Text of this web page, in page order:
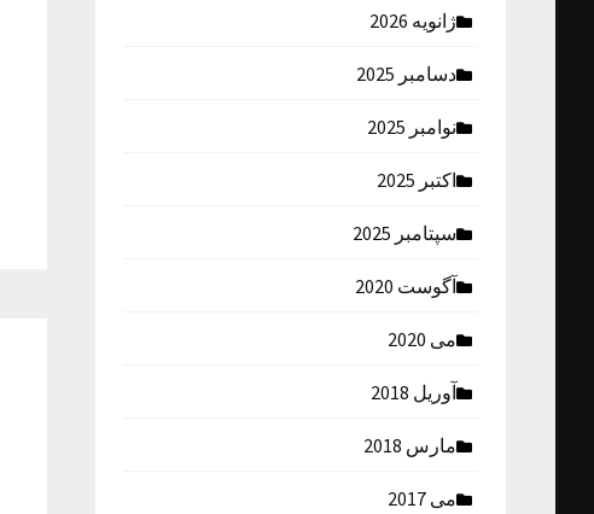
ژانویه 2026
دسامبر 2025
نوامبر 2025
اکتبر 2025
سپتامبر 2025
آگوست 2020
می 2020
آوریل 2018
مارس 2018
می 2017